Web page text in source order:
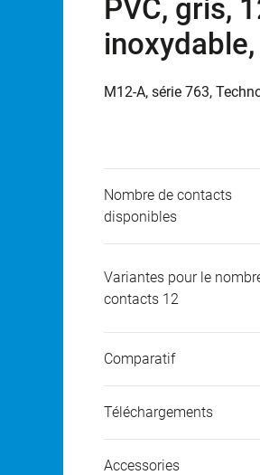
PVC, gris,
M12-A, série 763,
Nombre de contacts
disponibles
Variantes pour le
contacts 12
Comparatif
Téléchargements
Accessories